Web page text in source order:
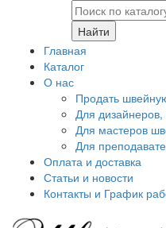
Найти
Главная
Каталог
О нас
Продать
Для дизайнеров,
Для мастеров
Для
Оплата и доставка
Статьи и новости
Контакты и График